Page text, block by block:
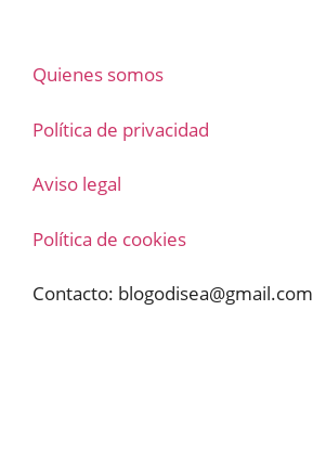
Quienes somos
Política de privacidad
Aviso legal
Política de cookies
Contacto: blogodisea@gmail.com